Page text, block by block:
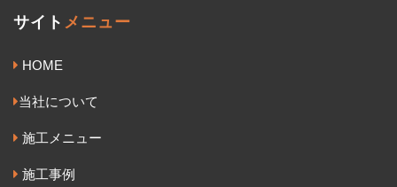
サイト メニュー
HOME
当社について
施工メニュー
施工事例